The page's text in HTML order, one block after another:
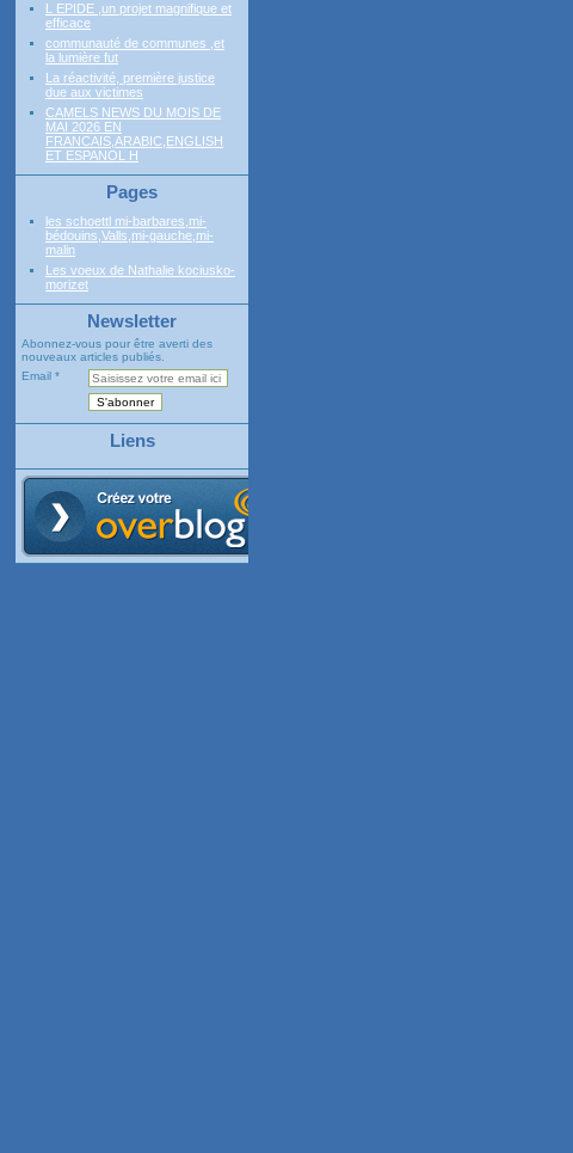
L EPIDE ,un projet magnifique et
efficace
communauté de communes ,et
la lumière fut
La réactivité, première justice
due aux victimes
CAMELS NEWS DU MOIS DE
MAI 2026 EN
FRANCAIS,ARABIC,ENGLISH
ET ESPANOL H
Pages
les schoettl mi-barbares,mi-
bédouins,Valls,mi-gauche,mi-
malin
Les voeux de Nathalie kociusko-
morizet
Newsletter
Abonnez-vous pour être averti des
nouveaux articles publiés.
Email
Liens